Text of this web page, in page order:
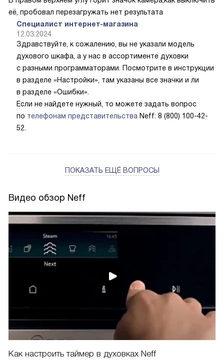
её, пробовал перезагружать нет результата
Специалист интернет-магазина
12.03.2024
Здравствуйте, к сожалению, вы не указали модель
духового шкафа, а у нас в ассортименте духовки
с разными программаторами. Посмотрите в инструкции
в разделе «Настройки», там указаны все значки и ли
в разделе «Ошибки».
Если не найдете нужный, то можете задать вопрос
по телефонам представительства Neff: 8 (800) 100-42-
52.
ПОКАЗАТЬ ЕЩЁ ВОПРОСЫ
Видео обзор Neff
Как настроить таймер в духовках Neff